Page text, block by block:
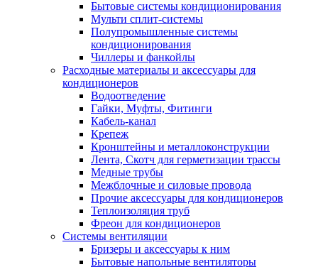
Бытовые системы кондиционирования
Мульти сплит-системы
Полупромышленные системы
кондиционирования
Чиллеры и фанкойлы
Расходные материалы и аксессуары для
кондиционеров
Водоотведение
Гайки, Муфты, Фитинги
Кабель-канал
Крепеж
Кронштейны и металлоконструкции
Лента, Скотч для герметизации трассы
Медные трубы
Межблочные и силовые провода
Прочие аксессуары для кондиционеров
Теплоизоляция труб
Фреон для кондиционеров
Системы вентиляции
Бризеры и аксессуары к ним
Бытовые напольные вентиляторы